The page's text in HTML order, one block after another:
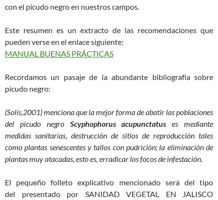
con el picudo negro en nuestros campos.
Este resumen es un extracto de las recomendaciones que
pueden verse en el enlace siguiente:
MANUAL BUENAS PRÁCTICAS
Recordamos un pasaje de la abundante bibliografía sobre
picudo negro:
(Solís,2001) menciona que la mejor forma de abatir las poblaciones
del picudo negro Scyphophorus acupunctatus es mediante
medidas sanitarias, destrucción de sitios de reproducción tales
como plantas senescentes y tallos con pudrición; la eliminación de
plantas muy atacadas, esto es, erradicar los focos de infestación.
El pequeño folleto explicativo mencionado será del tipo
del presentado por SANIDAD VEGETAL EN JALISCO